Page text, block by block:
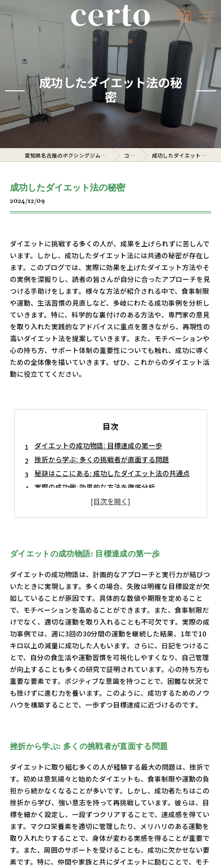
成功したダイエット法の秘
密
愛知県名古屋のボクシングジムならcerto コラム 成功したダイエット法の秘密
成功したダイエット法の秘密
2024/12/09
ダイエットに挑戦する多くの人が、成果を上げられずに苦しんで
います。しかし、成功したダイエット法には共通の秘密が存在し
ます。このブログでは、実際に効果を上げたダイエット方法やそ
の実例を深掘りし、読者の皆さんが自分に合ったアプローチを見
つける手助けをします。様々な方法が紹介される中で、食事制限
や運動、生活習慣の見直しなど、多岐にわたる成功事例を分析し
ていきます。特に、科学的な裏付けのある方法や、専門家の意見
を取り入れた実践的なアドバイスに重点を置きながら、再現性の
高いダイエット法を提案していきます。また、モチベーションや
心の持ち方、サポート体制の重要性についても触れ、成功に導く
ための全体像を描いていきます。ぜひ、これからのダイエット活
動に役立ててください。
目次
ダイエットの成功物語: 目標達成の第一歩
挫折から学ぶ: 多くの挑戦者が直面する問題
秘訣はここにある: 成功したダイエット法の共通点
実際の成功例: 効果的な方法を徹底分析
モチベーションの維持: 成功への心の支え
ダイエットの成功物語: 目標達成の第一歩
ダイエットの成功物語は、計画的なアプローチと実行力が結びつ
いたときに実現します。多くの場合、失敗は明確な目標設定が欠
如していることが原因です。具体的な数値や期限を定めること
で、モチベーションを高めることができます。また、食事制限だ
けでなく、適切な運動を取り入れることも不可欠です。実際の成
功事例では、週に3回の30分間の運動を継続した結果、1年で10
キロ以上の減量に成功した人もいます。さらに、日記をつけるこ
とで、自分の食生活や運動習慣を可視化しやすくなり、自己管理
が向上することも多くの研究で証明されています。心の持ち方も
重要な要素です。ポジティブな意識を持つことで、困難な状況で
も挫けずに進む力を養います。このように、成功するためのノウ
ハウを構築することで、一歩ずつ目標達成に近づけるのです。
挫折から学ぶ: 多くの挑戦者が直面する問題
ダイエットに取り組む多くの人が経験する最大の問題は、挫折で
す。初めは意気揚々と始めたダイエットも、食事制限や運動の負
担から続かなくなることが多いです。しかし、成功者たちはこの
挫折から学び、強い意志を持って再挑戦しています。彼らは、目
標を細かく設定し、一段ずつクリアすることで、達成感を得てい
ます。マクロ栄養素を適切に管理したり、メリハリのある運動を
取り入れたりすることで、身体が変わる実感を得ることが重要で
す。また、周囲のサポートを受けることも、成功に欠かせない要
素です。特に、仲間や家族と共にダイエットに励むことで、モチ